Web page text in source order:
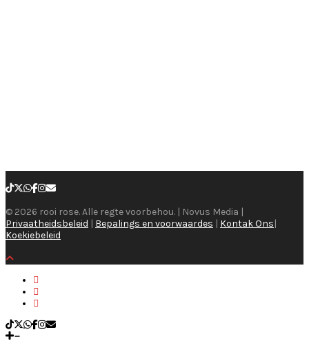
© 2026 rooi rose. Alle regte voorbehou. | Novus Media |
Privaatheidsbeleid | Bepalings en voorwaardes | Kontak Ons|
Koekiebeleid